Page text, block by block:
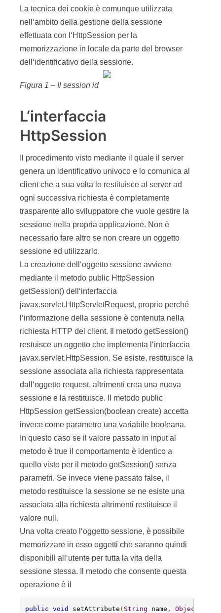
La tecnica dei cookie è comunque utilizzata
nell‘ambito della gestione della sessione
effettuata con l‘HttpSession per la
memorizzazione in locale da parte del browser
dell‘identificativo della sessione.
Figura 1 – Il session id
L‘interfaccia
HttpSession
Il procedimento visto mediante il quale il server
genera un identificativo univoco e lo comunica al
client che a sua volta lo restituisce al server ad
ogni successiva richiesta è completamente
trasparente allo sviluppatore che vuole gestire la
sessione nella propria applicazione. Non è
necessario fare altro se non creare un oggetto
sessione ed utilizzarlo.
La creazione dell‘oggetto sessione avviene
mediante il metodo public HttpSession
getSession() dell‘interfaccia
javax.servlet.HttpServletRequest, proprio perché
l‘informazione della sessione è contenuta nella
richiesta HTTP del client. Il metodo getSession()
restuisce un oggetto che implementa l‘interfaccia
javax.servlet.HttpSession. Se esiste, restituisce la
sessione associata alla richiesta rappresentata
dall‘oggetto request, altrimenti crea una nuova
sessione e la restituisce. Il metodo public
HttpSession getSession(boolean create) accetta
invece come parametro una variabile booleana.
In questo caso se il valore passato in input al
metodo è true il comportamento è identico a
quello visto per il metodo getSession() senza
parametri. Se invece viene passato false, il
metodo restituisce la sessione se ne esiste una
associata alla richiesta altrimenti restituisce il
valore null.
Una volta creato l‘oggetto sessione, è possibile
memorizzare in esso oggetti che saranno quindi
disponibili all‘utente per tutta la vita della
sessione stessa. Il metodo che consente questa
operazione è il
public void setAttribute ( String name , Object